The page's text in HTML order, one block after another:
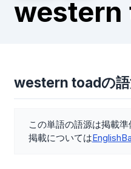
western
western toadの
この単語の語源は掲載準
掲載については